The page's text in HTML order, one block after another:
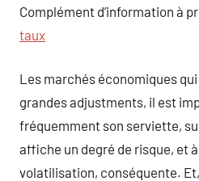
Complément d’information à
taux
Les marchés économiques
grandes adjustments, il est
fréquemment son serviette,
affiche un degré de risque, et
volatilisation, conséquente.